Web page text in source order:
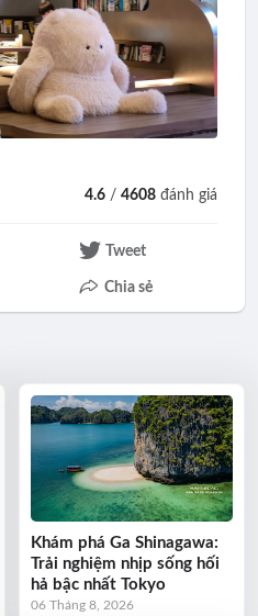
4.6 /4608 đánh giá
Tweet
Chia sẻ
Khám phá Ga Shinagawa:
Trải nghiệm nhịp sống hối
hả bậc nhất Tokyo
06 Tháng 8, 2026